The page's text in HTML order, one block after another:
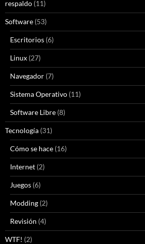
respaldo (11)
Software (53)
Escritorios (6)
Linux (27)
Navegador (7)
Sistema Operativo (11)
Software Libre (8)
Tecnología (31)
Cómo se hace (16)
Internet (2)
Juegos (6)
Modding (2)
Revisión (4)
WTF! (2)